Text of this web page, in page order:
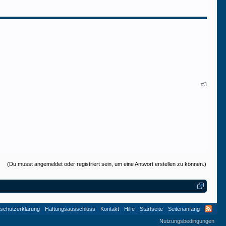
#3
(Du musst angemeldet oder registriert sein, um eine Antwort erstellen zu können.)
Haftungsausschluss Kontakt Hilfe Startseite
Seitenanfang
Nutzungsbedingungen